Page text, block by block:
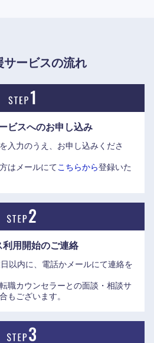
はないが、脈絡のない定期的なロ
る環境。
サービスの流れ
ビスへのお申し込み
入力のうえ、お申し込みくださ
はメールにてこちらから登録いた
利用開始のご連絡
以内に、電話かメールにて連絡を
職カウンセラーとの面談・相談サ
もございます。
京都府